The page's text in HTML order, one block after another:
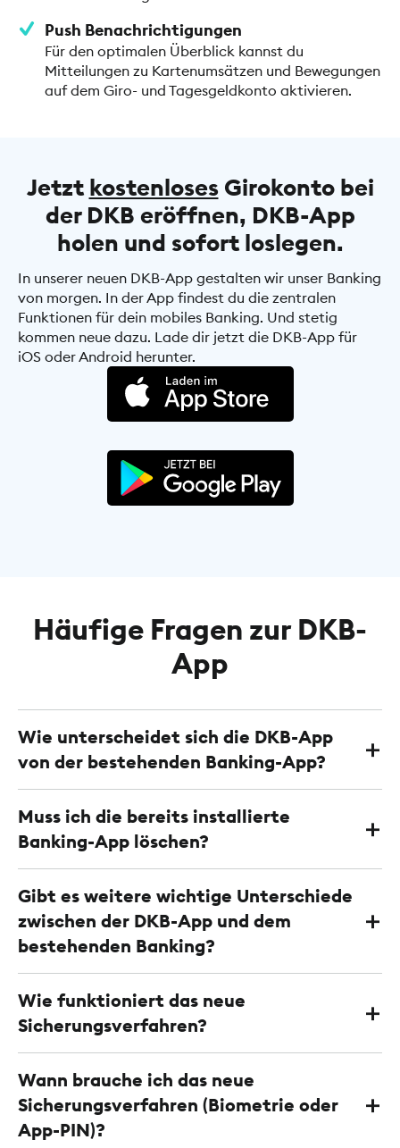
Push Benachrichtigungen
Für den optimalen Überblick kannst du
Mitteilungen zu Kartenumsätzen und Bewegungen
auf dem Giro- und Tagesgeldkonto aktivieren.
Jetzt kostenlosesGirokonto bei
der DKB eröffnen, DKB-App
holen und sofort loslegen.
In unserer neuen DKB-App gestalten wir unser Banking
von morgen. In der App findest du die zentralen
Funktionen für dein mobiles Banking. Und stetig
kommen neue dazu. Lade dir jetzt die DKB-App für
iOS oder Android herunter.
Häufige Fragen zur DKB-
App
Wie unterscheidet sich die DKB-App
von der bestehenden Banking-App?
Muss ich die bereits installierte
Banking-App löschen?
Gibt es weitere wichtige Unterschiede
zwischen der DKB-App und dem
bestehenden Banking?
Wie funktioniert das neue
Sicherungsverfahren?
Wann brauche ich das neue
Sicherungsverfahren (Biometrie oder
App-PIN)?